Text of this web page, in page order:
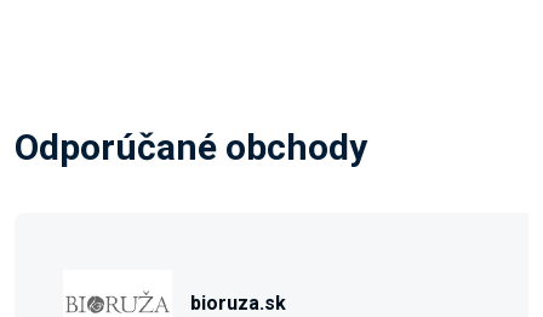
Odporúčané obchody
bioruza.sk